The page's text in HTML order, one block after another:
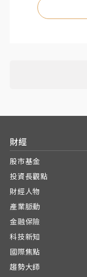
財經
股市基金
投資長觀點
財經人物
產業脈動
金融保險
科技新知
國際焦點
趨勢大師